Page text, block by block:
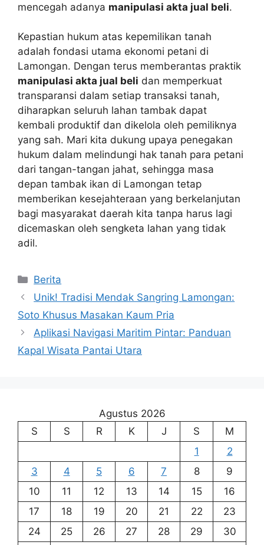
mencegah adanya manipulasi akta jual beli.
Kepastian hukum atas kepemilikan tanah
adalah fondasi utama ekonomi petani di
Lamongan. Dengan terus memberantas praktik
manipulasi akta jual beli dan memperkuat
transparansi dalam setiap transaksi tanah,
diharapkan seluruh lahan tambak dapat
kembali produktif dan dikelola oleh pemiliknya
yang sah. Mari kita dukung upaya penegakan
hukum dalam melindungi hak tanah para petani
dari tangan-tangan jahat, sehingga masa
depan tambak ikan di Lamongan tetap
memberikan kesejahteraan yang berkelanjutan
bagi masyarakat daerah kita tanpa harus lagi
dicemaskan oleh sengketa lahan yang tidak
adil.
Kategori
Berita
Unik! Tradisi Mendak Sangring Lamongan:
Soto Khusus Masakan Kaum Pria
Aplikasi Navigasi Maritim Pintar: Panduan
Kapal Wisata Pantai Utara
Agustus 2026
S
S R K J S
M
1
2
3
4 5 6 7 8
9
10
11 12 13 14 15
16
17
18 19 20 21 22
23
24
25 26 27 28 29
30